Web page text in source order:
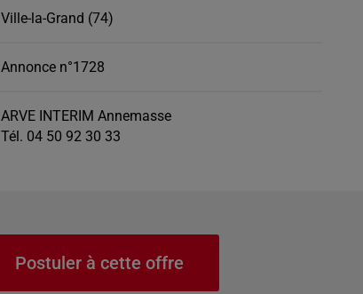
Ville-la-Grand (74)
Annonce n°1728
ARVE INTERIM Annemasse
Tél. 04 50 92 30 33
Postuler à cette offre